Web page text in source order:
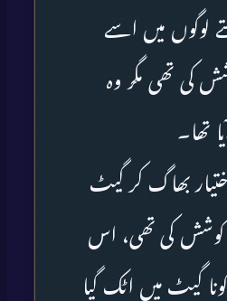
لوگوں میں اسے
کی تھی مگر وہ
تھا۔
بھاگ کر گیٹ
کوشش کی تھی، اس
گیٹ میں اٹک گیا